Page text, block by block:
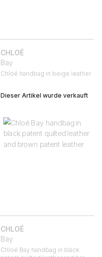
CHLOÉ
Bay
Chloé handbag in beige leather
Dieser Artikel wurde verkauft
CHLOÉ
Bay
Chloé Bay handbag in black